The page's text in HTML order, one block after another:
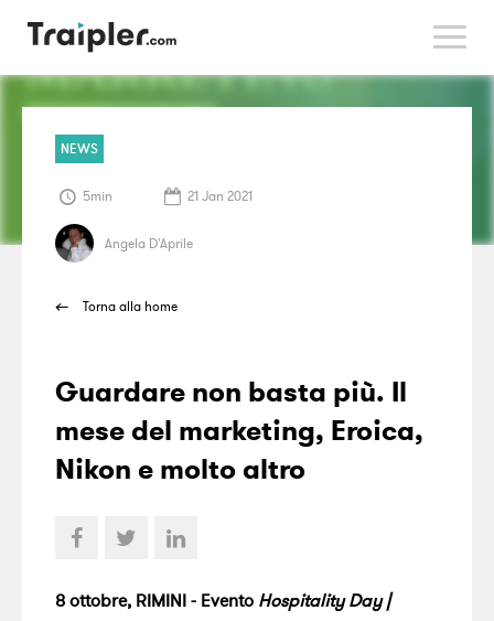
>
NEWS
5min 21 Jan 2021
Angela D'Aprile
Torna alla home
Guardare non basta più. Il
mese del marketing, Eroica,
Nikon e molto altro
8 ottobre, RIMINI - Evento Hospitality Day |